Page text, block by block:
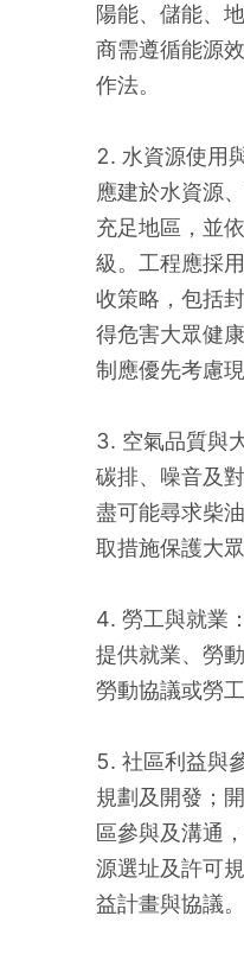
陽能、儲能、
商需遵循能源
作法。
2. 水資源使用
應建於水資源
充足地區，並
級。工程應採
收策略，包括
得危害大眾健
制應優先考慮現
3. 空氣品質與
碳排、噪音及
盡可能尋求柴
取措施保護大眾
4. 勞工與就業
提供就業、勞
勞動協議或勞
5. 社區利益與
規劃及開發；
區參與及溝通
源選址及許可
益計畫與協議。